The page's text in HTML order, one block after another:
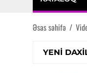
Əsas səhifə /
YENI